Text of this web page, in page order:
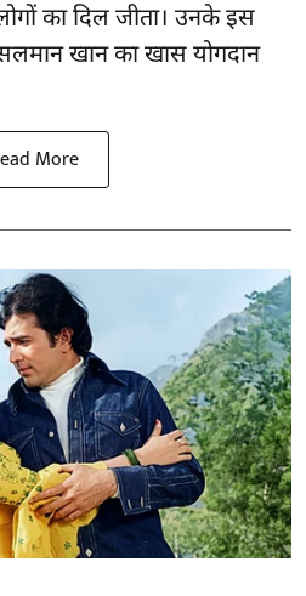
का दिल जीता। उनके इस
खान का खास योगदान
More